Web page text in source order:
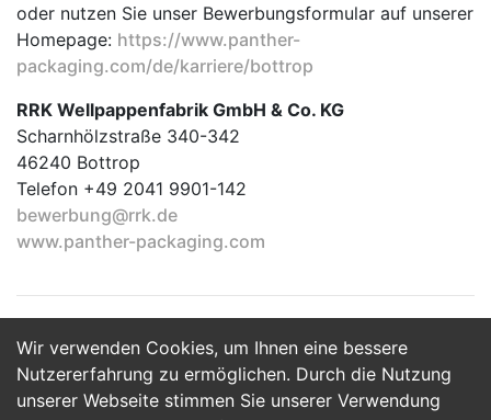
Wir verwenden Cookies, um Ihnen eine bessere
Nutzererfahrung zu ermöglichen. Durch die Nutzung
unserer Webseite stimmen Sie unserer Verwendung
oder nutzen Sie unser Bewerbungsformular auf unserer
Homepage: https://www.panther-
packaging.com/de/karriere/bottrop
RRK Wellpappenfabrik GmbH & Co. KG
Scharnhölzstraße 340-342
46240 Bottrop
Telefon +49 2041 9901-142
bewerbung@rrk.de
www.panther-packaging.com
Jetzt Bewerben